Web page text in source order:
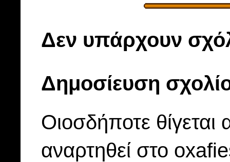
Δεν υπάρχουν
Δημοσίευση
Οιοσδήποτε
αναρτηθεί στο